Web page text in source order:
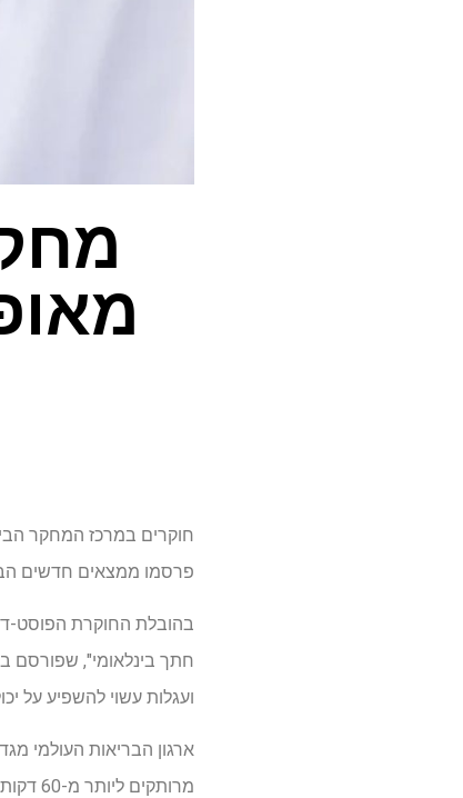
פרסמו ממצאים חדשים
בהובלת החוקרת הפוסט-
ועגלות עשוי להשפיע על
מרותקים ליותר מ-60 דקות בכל פעם.